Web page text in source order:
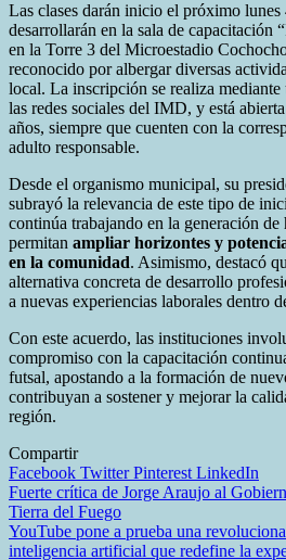
Las clases darán inicio el próximo lunes
desarrollarán en la sala de capacitación
en la Torre 3 del Microestadio
reconocido por albergar diversas
local. La inscripción se realiza
las redes sociales del IMD, y está
años, siempre que cuenten con la
adulto responsable.
Desde el organismo municipal, su
subrayó la relevancia de este tipo de
continúa trabajando en la generación de
permitan ampliar horizontes y
en la comunidad. Asimismo, destacó
alternativa concreta de desarrollo
a nuevas experiencias laborales dentro
Con este acuerdo, las instituciones
compromiso con la capacitación
futsal, apostando a la formación de
contribuyan a sostener y mejorar la
región.
Compartir
Facebook TwitterPinterest LinkedIn
Navegación
de
Fuerte crítica de Jorge Araujo al
Tierra del Fuego
YouTube pone a prueba una
inteligencia artificial que redefine la